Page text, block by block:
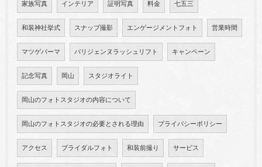
家族写真 インテリア 証明写真 料金 七五三
和装神社挙式 スナップ撮影 エンゲージメントフォト 営業時間
マツゲパーマ パリジェンヌラッシュリフト キャンペーン
記念写真 岡山 スタジオライト
岡山のフォトスタジオの内容について
岡山のフォトスタジオの必要とされる理由 プライバシーポリシー
アクセス ブライダルフォト 和装前撮り サービス